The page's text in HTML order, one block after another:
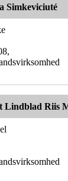
Simkeviciuté
Riis